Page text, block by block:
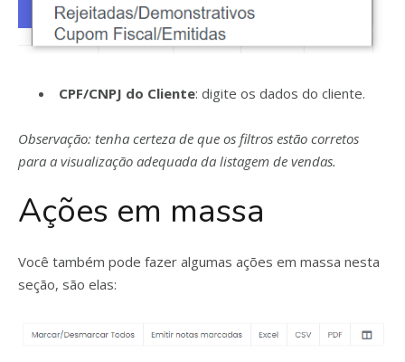
CPF/CNPJ do Cliente: digite os dados do cliente.
Observação: tenha certeza de que os filtros estão corretos
para a visualização adequada da listagem de vendas.
Ações em massa
Você também pode fazer algumas ações em massa nesta
seção, são elas: